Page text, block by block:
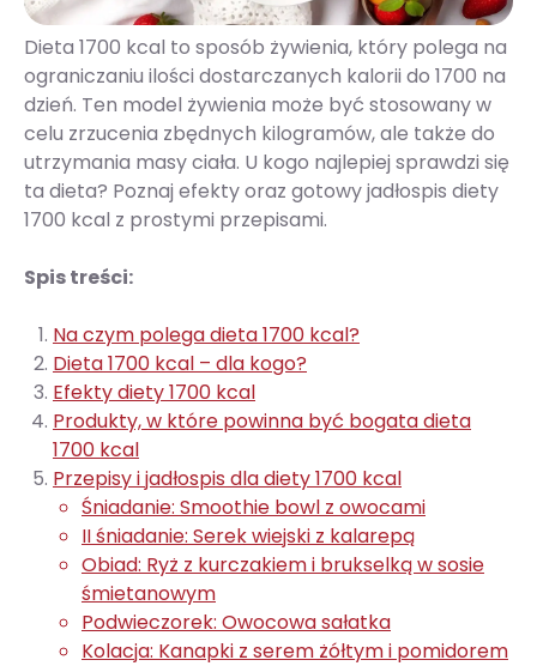
Dieta 1700 kcal to sposób żywienia, który polega na
ograniczaniu ilości dostarczanych kalorii do 1700 na
dzień. Ten model żywienia może być stosowany w
celu zrzucenia zbędnych kilogramów, ale także do
utrzymania masy ciała. U kogo najlepiej sprawdzi się
ta dieta? Poznaj efekty oraz gotowy jadłospis diety
1700 kcal z prostymi przepisami.
Spis treści:
Na czym polega dieta 1700 kcal?
Dieta 1700 kcal – dla kogo?
Efekty diety 1700 kcal
Produkty, w które powinna być bogata dieta
1700 kcal
Przepisy i jadłospis dla diety 1700 kcal
Śniadanie: Smoothie bowl z owocami
II śniadanie: Serek wiejski z kalarepą
Obiad: Ryż z kurczakiem i brukselką w sosie
śmietanowym
Podwieczorek: Owocowa sałatka
Kolacja: Kanapki z serem żółtym i pomidorem